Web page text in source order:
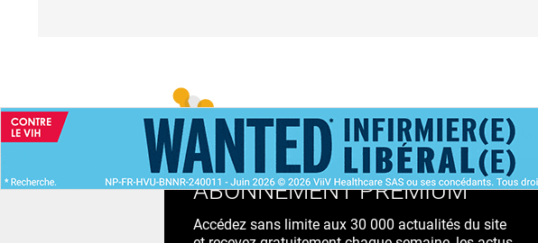
ACCUEIL NEWSLETTER QUI
ABONNEMENT PREMIUM
Accédez sans limite aux 30 000 actualités du site